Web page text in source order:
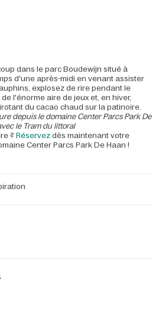
dans le parc Boudewijn situé à
d'une après-midi en venant assister
explosez de rire pendant le
l'énorme aire de jeux et, en hiver,
du cacao chaud sur la patinoire.
depuis le domaine Center Parcs Park De
le Tram du littoral
? Réservez dès maintenant votre
Center Parcs Park De Haan !